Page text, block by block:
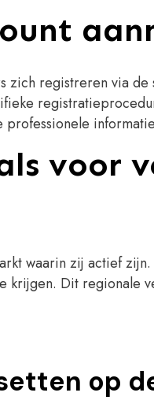
zich registreren via
professionele
voor
waarin zij actief
krijgen. Dit
op